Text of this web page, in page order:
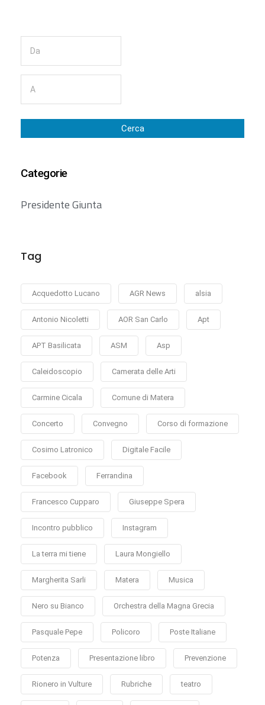
Cerca
Categorie
Presidente Giunta
Tag
Acquedotto Lucano AGR News alsia
Antonio Nicoletti AOR San Carlo Apt
APT Basilicata ASM Asp
Caleidoscopio Camerata delle Arti
Carmine Cicala Comune di Matera
Concerto Convegno Corso di formazione
Cosimo Latronico Digitale Facile
Facebook Ferrandina
Francesco Cupparo Giuseppe Spera
Incontro pubblico Instagram
La terra mi tiene Laura Mongiello
Margherita Sarli Matera Musica
Nero su Bianco Orchestra della Magna Grecia
Pasquale Pepe Policoro Poste Italiane
Potenza Presentazione libro Prevenzione
Rionero in Vulture Rubriche teatro